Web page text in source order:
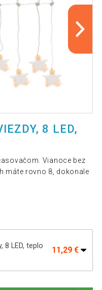
8 LED,
Vianoce bez
máte rovno 8, dokonale
8 LED, teplo
11,29 €